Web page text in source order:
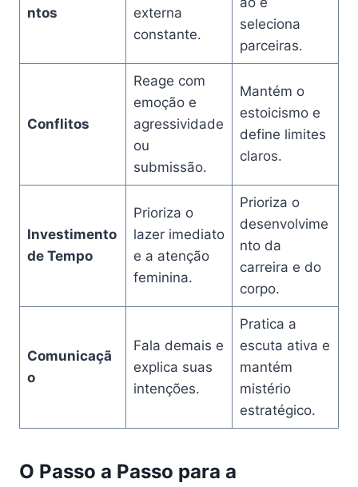
ntos
externa
constante.
seleciona
parceiras.
Conflitos
Reage com
emoção e
agressividade
ou
submissão.
Mantém o
estoicismo e
define limites
claros.
Investimento
de Tempo
Prioriza o
lazer imediato
e a atenção
feminina.
Prioriza o
desenvolvime
nto da
carreira e do
corpo.
Comunicaçã
o
Fala demais e
explica suas
intenções.
Pratica a
escuta ativa e
mantém
mistério
estratégico.
O Passo a Passo para a